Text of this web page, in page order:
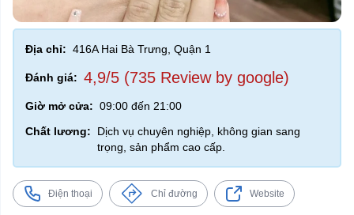
Địa chỉ: 416A Hai Bà Trưng, Quận 1
Đánh giá: 4,9/5 (735 Review by google)
Giờ mở cửa: 09:00 đến 21:00
Chất lương:
Dịch vụ chuyên nghiệp, không gian sang
trọng, sản phẩm cao cấp.
Điện thoại Chỉ đường Website